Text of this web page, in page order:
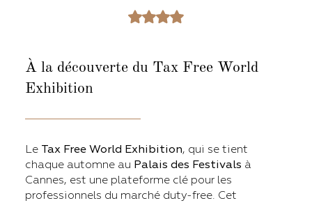
À la découverte du Tax Free World
Exhibition
Le Tax Free World Exhibition, qui se tient
chaque automne au Palais des Festivals à
Cannes, est une plateforme clé pour les
professionnels du marché duty-free. Cet